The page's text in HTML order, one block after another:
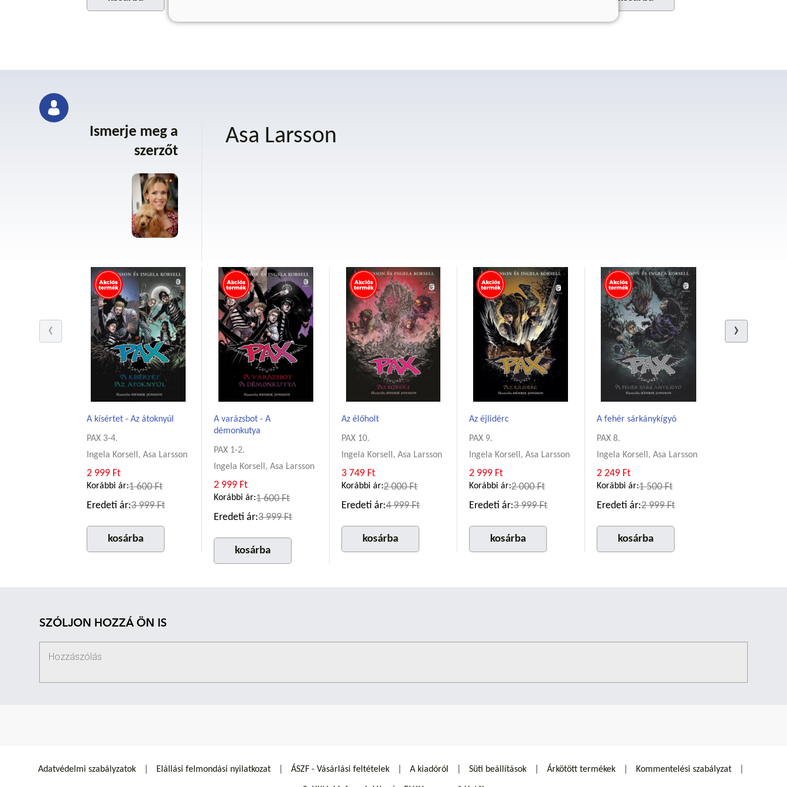
Ismerje meg a
szerzőt
Asa Larsson
A kísértet - Az átoknyúl
PAX 3-4.
Ingela Korsell, Asa Larsson
2 999 Ft
Korábbi ár:1 600 Ft
Eredeti ár:3 999 Ft
kosárba
A varázsbot - A
démonkutya
PAX 1-2.
Ingela Korsell, Asa Larsson
2 999 Ft
Korábbi ár:1 600 Ft
Eredeti ár:3 999 Ft
kosárba
Az élőholt
PAX 10.
Ingela Korsell, Asa Larsson
3 749 Ft
Korábbi ár:2 000 Ft
Eredeti ár:4 999 Ft
kosárba
Az éjlidérc
PAX 9.
Ingela Korsell, Asa Larsson
2 999 Ft
Korábbi ár:2 000 Ft
Eredeti ár:3 999 Ft
kosárba
A fehér sárkánykígyó
PAX 8.
Ingela Korsell, Asa Larsson
2 249 Ft
Korábbi ár:1 500 Ft
Eredeti ár:2 999 Ft
kosárba
SZÓLJON HOZZÁ ÖN IS
Adatvédelmi szabályzatok Elállási felmondási nyilatkozat ÁSZF - Vásárlási feltételek A kiadóról Süti beállítások Árkötött termékek Kommentelési szabályzat